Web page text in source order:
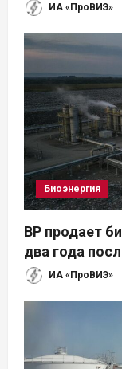
ИА «ПроВИЭ»
Биоэнергия
BP продает
два года
ИА «ПроВИЭ»